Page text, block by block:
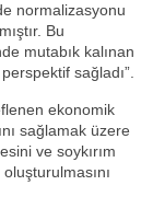
normalizasyonu
Bu
mutabık kalınan
sağladı”.
ekonomik
sağlamak üzere
ve soykırım